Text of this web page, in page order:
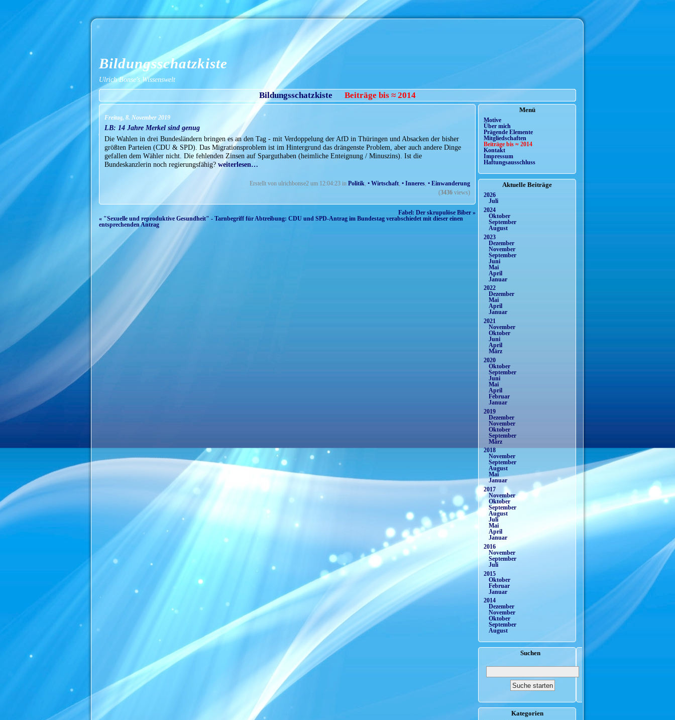
Bildungsschatzkiste
Ulrich Bonse's Wissenswelt
Bildungsschatzkiste Beiträge bis ≈ 2014
Freitag, 8. November 2019
LB: 14 Jahre Merkel sind genug
Die Wahlen in drei Bundesländern bringen es an den Tag - mit Verdoppelung der AfD in Thüringen und Absacken der bisher
größten Parteien (CDU & SPD). Das Migrationsproblem ist im Hintergrund das drängenste Problem, aber auch andere Dinge
gefallen dem Wähler nicht. Die fehlenden Zinsen auf Sparguthaben (heimliche Enteignung / Minuszins). Ist die
Bundeskanzlerin noch regierungsfähig? weiterlesen…
Erstellt von ulrichbonse2 um 12:04:23 in Politik • Wirtschaft • Inneres • Einwanderung
(3436 views)
Fabel: Der skrupulöse Biber »
« "Sexuelle und reproduktive Gesundheit" - Tarnbegriff für Abtreibung: CDU und SPD-Antrag im Bundestag verabschiedet mit dieser einen
entsprechenden Antrag
Menü
Motive
Über mich
Prägende Elemente
Mitgliedschaften
Beiträge bis ≈ 2014
Kontakt
Impressum
Haftungsausschluss
Aktuelle Beiträge
2026
Juli
2024
Oktober
September
August
2023
Dezember
November
September
Juni
Mai
April
Januar
2022
Dezember
Mai
April
Januar
2021
November
Oktober
Juni
April
März
2020
Oktober
September
Juni
Mai
April
Februar
Januar
2019
Dezember
November
Oktober
September
März
2018
November
September
August
Mai
Januar
2017
November
Oktober
September
August
Juli
Mai
April
Januar
2016
November
September
Juli
2015
Oktober
Februar
Januar
2014
Dezember
November
Oktober
September
August
Suchen
Kategorien